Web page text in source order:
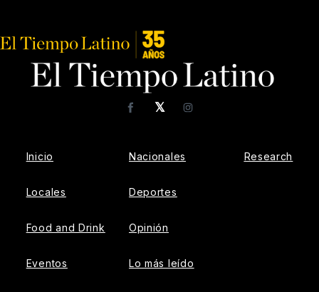
𝕏
FacebookInstagram
Inicio
Locales
Food and Drink
Eventos
Nacionales
Deportes
Opinión
Lo más leído
Research